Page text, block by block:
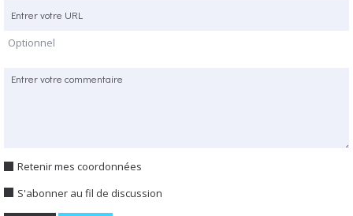
Optionnel
Retenir mes coordonnées
S'abonner au fil de discussion